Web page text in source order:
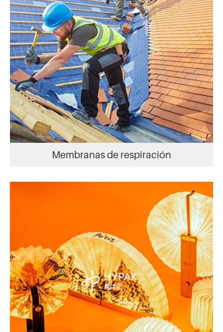
Membranas de respiración